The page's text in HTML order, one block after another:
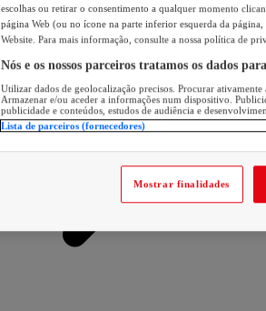
escolhas ou retirar o consentimento a qualquer momento
página Web (ou no ícone na parte inferior esquerda da página,
Website. Para mais informação, consulte a nossa política de
Nós e os nossos parceiros tratamos os dados
Utilizar dados de geolocalização precisos. Procurar
Armazenar e/ou aceder a informações num dispositivo.
publicidade e conteúdos, estudos de audiência e
Lista de parceiros (fornecedores)
Mostrar finalidades